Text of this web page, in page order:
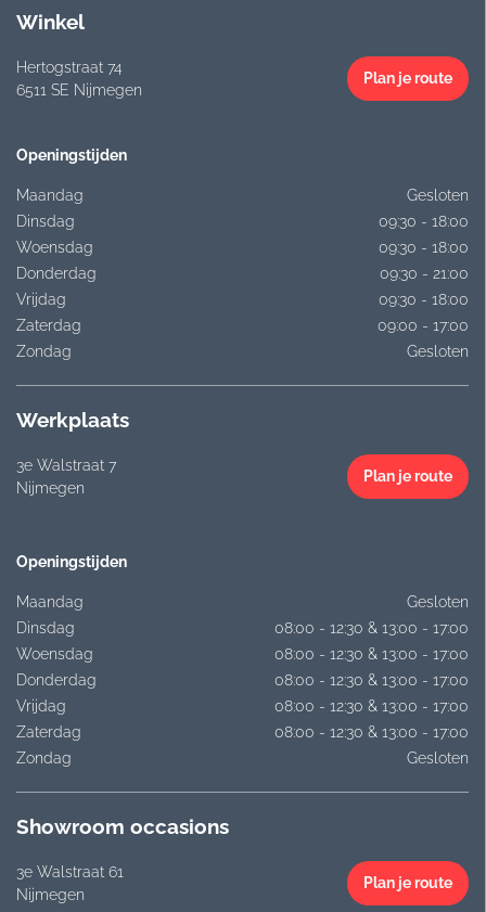
Winkel
Hertogstraat 74
6511 SE Nijmegen
Plan je route
Openingstijden
Maandag
Gesloten
Dinsdag
09:30 - 18:00
Woensdag
09:30 - 18:00
Donderdag
09:30 - 21:00
Vrijdag
09:30 - 18:00
Zaterdag
09:00 - 17:00
Zondag
Gesloten
Werkplaats
3e Walstraat 7
Nijmegen
Plan je route
Openingstijden
Maandag
Gesloten
Dinsdag
08:00 - 12:30 & 13:00 - 17:00
Woensdag
08:00 - 12:30 & 13:00 - 17:00
Donderdag
08:00 - 12:30 & 13:00 - 17:00
Vrijdag
08:00 - 12:30 & 13:00 - 17:00
Zaterdag
08:00 - 12:30 & 13:00 - 17:00
Zondag
Gesloten
Showroom occasions
3e Walstraat 61
Nijmegen
Plan je route